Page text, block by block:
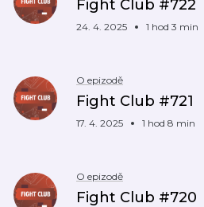
Fight Club #722
24. 4. 2025 1 hod 3 min
O epizodě
Fight Club #721
17. 4. 2025 1 hod 8 min
O epizodě
Fight Club #720